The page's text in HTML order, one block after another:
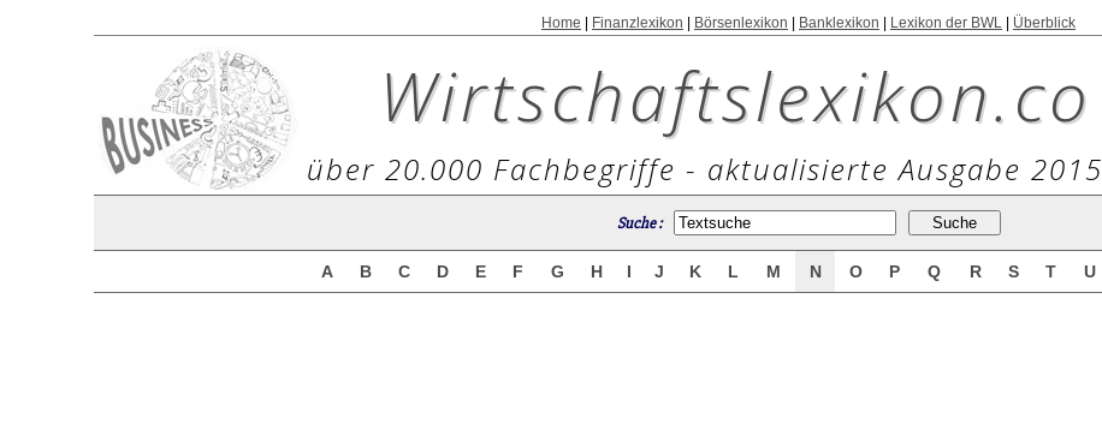
Home Finanzlexikon Börsenlexikon Banklexikon Lexikon der BWL Überblick
Wirtschaftslexikon.co
über 20.000 Fachbegriffe - aktualisierte Ausgabe 2015
Suche :
A B C D E F G H I J K L M N O P Q R S T U